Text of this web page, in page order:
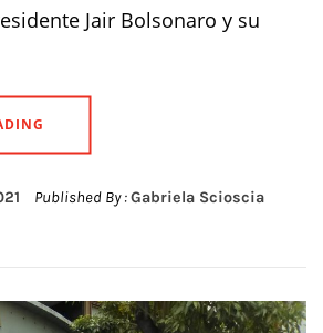
Jair Bolsonaro y su
Published By :Gabriela Scioscia